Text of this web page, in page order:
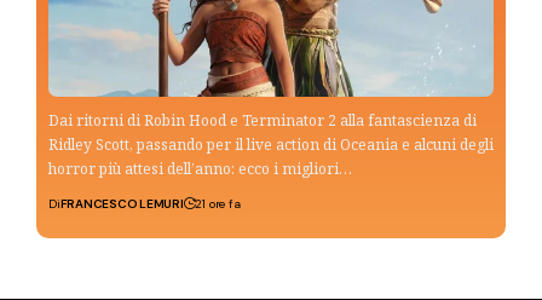
Dai ritorni di Robin Hood e Terminator 2 alla fantascienza di
Ridley Scott, passando per il live action di Oceania e alcuni degli
horror più attesi dell’anno: ecco i migliori…
DiFRANCESCO LEMURI 21 ore fa